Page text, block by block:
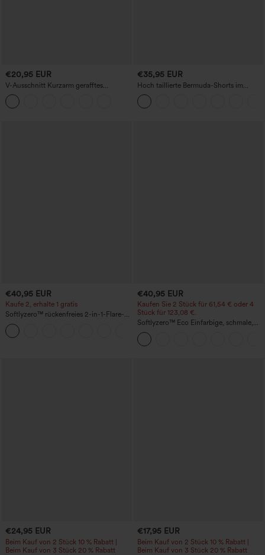
€20,95 EUR
V-Ausschnitt Kurzarm gerafftes
schlichtes Freizeit-T-Shirt
€35,95 EUR
Hoch taillierte Bermuda-Shorts im
Resort-Look, Leinen-Optik, mit
umgeschlagenem Saum, 10'' und
Taschen
€40,95 EUR
Kaufe 2, erhalte 1 gratis
Softlyzero™ rückenfreies 2-in-1-Flare-
Trainingskleid – Wannabe – Easy Peezy
€40,95 EUR
Kaufen Sie 2 Stück für 61,54 € oder 4
Stück für 123,08 €.
Softlyzero™ Eco Einfarbige, schmale,
hoch taillierte Wanderhose mit
mehreren Taschen
€24,95 EUR
Beim Kauf von 2 Stück 10 % Rabatt |
Beim Kauf von 3 Stück 20 % Rabatt
€17,95 EUR
Beim Kauf von 2 Stück 10 % Rabatt |
Beim Kauf von 3 Stück 20 % Rabatt